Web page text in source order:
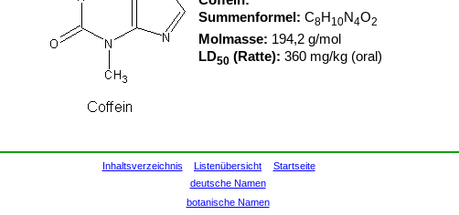
Summenformel: C8H 10N4O2
Molmasse: 194,2 g/mol
LD50(Ratte): 360 mg/kg (oral)
Inhaltsverzeichnis Listenübersicht
Startseite
deutsche Namen
botanische Namen